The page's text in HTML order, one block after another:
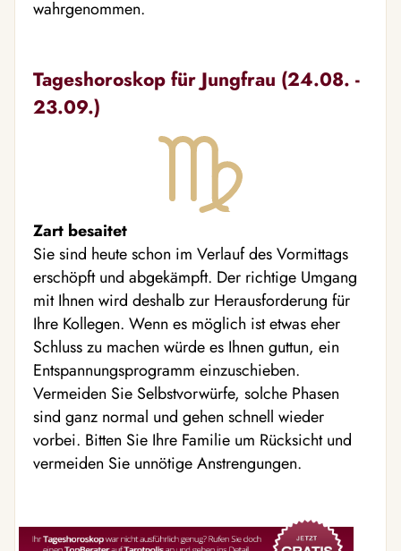
wahrgenommen.
Tageshoroskop für Jungfrau (24.08. -
23.09.)
Zart besaitet
Sie sind heute schon im Verlauf des Vormittags
erschöpft und abgekämpft. Der richtige Umgang
mit Ihnen wird deshalb zur Herausforderung für
Ihre Kollegen. Wenn es möglich ist etwas eher
Schluss zu machen würde es Ihnen guttun, ein
Entspannungsprogramm einzuschieben.
Vermeiden Sie Selbstvorwürfe, solche Phasen
sind ganz normal und gehen schnell wieder
vorbei. Bitten Sie Ihre Familie um Rücksicht und
vermeiden Sie unnötige Anstrengungen.